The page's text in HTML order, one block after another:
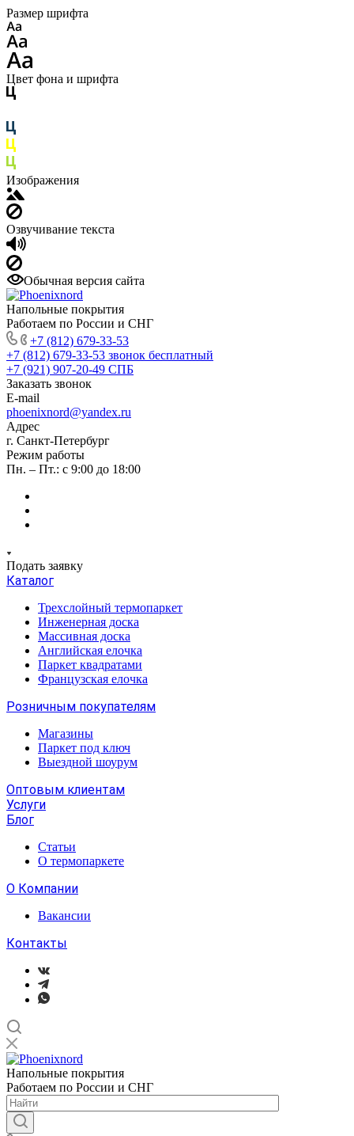
Размер шрифта
Цвет фона и шрифта
Изображения
Озвучивание текста
Обычная версия сайта
Напольные покрытия
Работаем по России и СНГ
+7 (812) 679-33-53
+7 (812) 679-33-53 звонок бесплатный
+7 (921) 907-20-49 СПБ
Заказать звонок
E-mail
phoenixnord@yandex.ru
Адрес
г. Санкт-Петербург
Режим работы
Пн. – Пт.: с 9:00 до 18:00
Подать заявку
Каталог
Трехслойный термопаркет
Инженерная доска
Массивная доска
Английская елочка
Паркет квадратами
Французская елочка
Розничным покупателям
Магазины
Паркет под ключ
Выездной шоурум
Оптовым клиентам
Услуги
Блог
Статьи
О термопаркете
О Компании
Вакансии
Контакты
Напольные покрытия
Работаем по России и СНГ